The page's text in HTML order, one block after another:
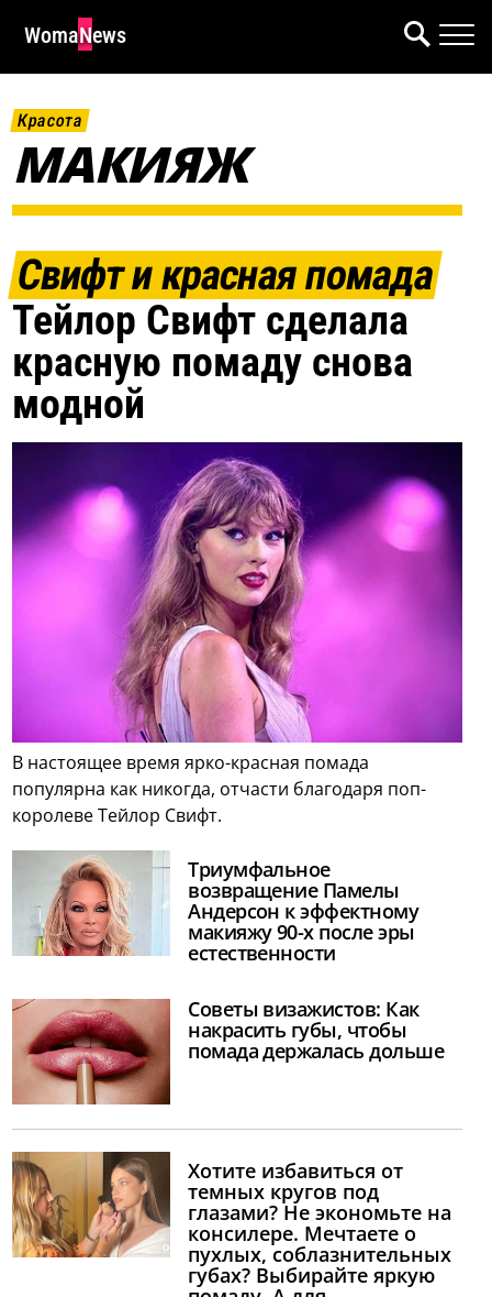
WomaNews
Красота
МАКИЯЖ
Свифт и красная помада
Тейлор Свифт сделала
красную помаду снова
модной
В настоящее время ярко-красная помада
популярна как никогда, отчасти благодаря поп-
королеве Тейлор Свифт.
Триумфальное
возвращение Памелы
Андерсон к эффектному
макияжу 90-х после эры
естественности
Советы визажистов: Как
накрасить губы, чтобы
помада держалась дольше
Хотите избавиться от
темных кругов под
глазами? Не экономьте на
консилере. Мечтаете о
пухлых, соблазнительных
губах? Выбирайте яркую